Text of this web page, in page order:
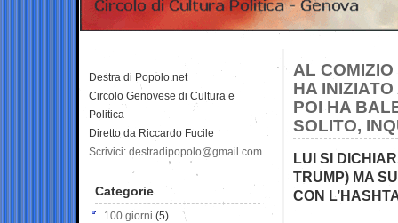
AL
HA
POI HA
SOLITO,
LUI SI
TRUMP) MA
CON
Destra di Popolo.net
Circolo Genovese di Cultura e
Politica
Diretto da Riccardo Fucile
Scrivici: destradipopolo@gmail.com
Categorie
100 giorni (5)